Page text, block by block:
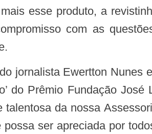
esse produto, a
com as
do Prêmio Fundação
da nossa
ser apreciada por